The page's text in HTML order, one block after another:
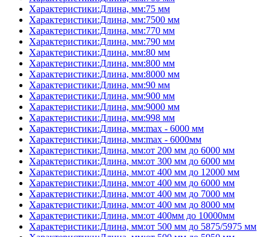
Характеристики:Длина, мм:75 мм
Характеристики:Длина, мм:7500 мм
Характеристики:Длина, мм:770 мм
Характеристики:Длина, мм:790 мм
Характеристики:Длина, мм:80 мм
Характеристики:Длина, мм:800 мм
Характеристики:Длина, мм:8000 мм
Характеристики:Длина, мм:90 мм
Характеристики:Длина, мм:900 мм
Характеристики:Длина, мм:9000 мм
Характеристики:Длина, мм:998 мм
Характеристики:Длина, мм:max - 6000 мм
Характеристики:Длина, мм:max - 6000мм
Характеристики:Длина, мм:от 200 мм до 6000 мм
Характеристики:Длина, мм:от 300 мм до 6000 мм
Характеристики:Длина, мм:от 400 мм до 12000 мм
Характеристики:Длина, мм:от 400 мм до 6000 мм
Характеристики:Длина, мм:от 400 мм до 7000 мм
Характеристики:Длина, мм:от 400 мм до 8000 мм
Характеристики:Длина, мм:от 400мм до 10000мм
Характеристики:Длина, мм:от 500 мм до 5875/5975 мм